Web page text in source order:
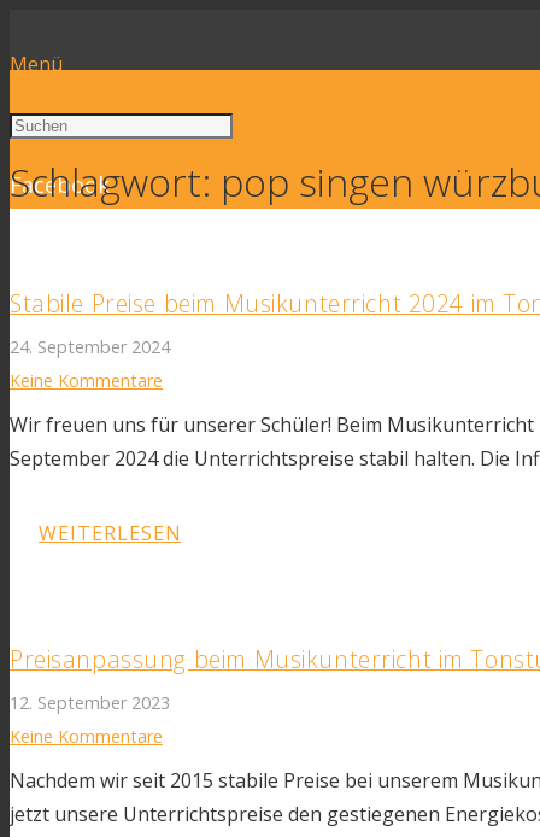
Menü
Facebook
Schlagwort: pop singen
Stabile Preise beim Musikunterricht 2024 im
24. September 2024
Keine Kommentare
Wir freuen uns für unserer Schüler! Beim
September 2024 die Unterrichtspreise stabil halten. Die
WEITERLESEN
Preisanpassung beim Musikunterricht im
12. September 2023
Keine Kommentare
Nachdem wir seit 2015 stabile Preise bei unserem
jetzt unsere Unterrichtspreise den gestiegenen